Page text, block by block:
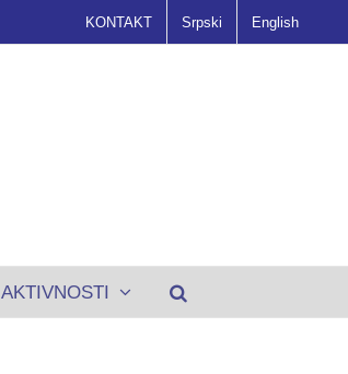
KONTAKT Srpski English
AKTIVNOSTI